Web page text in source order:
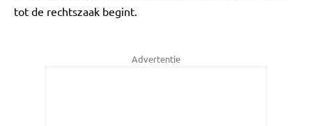
tot de rechtszaak begint.
Advertentie